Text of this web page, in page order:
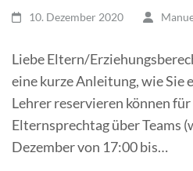
10. Dezember 2020
Liebe Eltern/
eine kurze Anleitung, wie Sie
Lehrer reservieren können
Elternsprechtag über Teams
Dezember von 17:00 bis…